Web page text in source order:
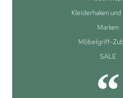
Kleiderhaken
Marken
Möbelgriff-
SALE